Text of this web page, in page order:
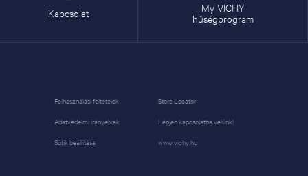
Kapcsolat
My VICHY
hűségprogram
Felhasználási feltételek
Adatvédelmi irányelvek
Sütik beállítása
Store Locator
Lépjen kapcsolatba velünk!
www.vichy.hu